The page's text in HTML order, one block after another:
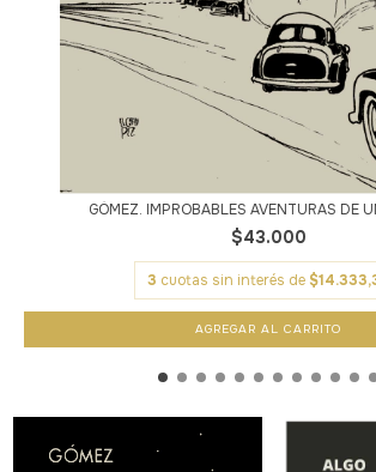
GÓMEZ. IMPROBABLES AVENTURAS DE
$43.000
3 cuotas sin interés de